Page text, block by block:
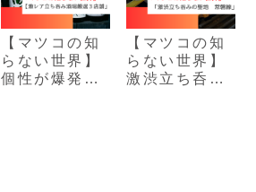
【マツコの知
らない世界】
個性が爆発！
【マツコの知
らない世界】
激渋立ち呑み